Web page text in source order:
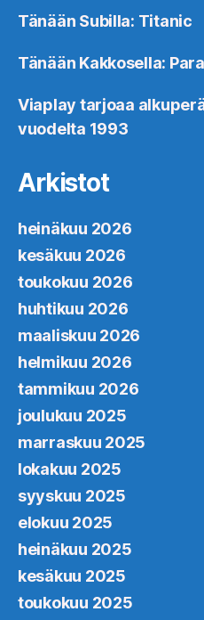
Tänään Subilla: Titanic
Tänään Kakkosella:
Viaplay tarjoaa
vuodelta 1993
Arkistot
heinäkuu 2026
kesäkuu 2026
toukokuu 2026
huhtikuu 2026
maaliskuu 2026
helmikuu 2026
tammikuu 2026
joulukuu 2025
marraskuu 2025
lokakuu 2025
syyskuu 2025
elokuu 2025
heinäkuu 2025
kesäkuu 2025
toukokuu 2025